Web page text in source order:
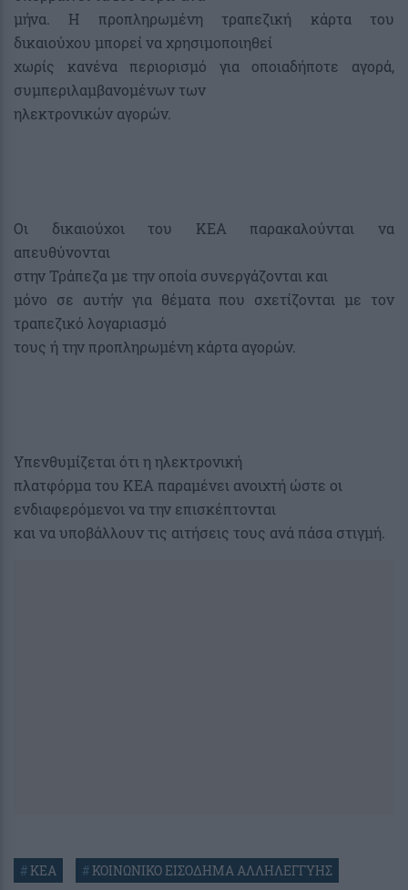
μήνα. Η προπληρωμένη τραπεζική κάρτα του
δικαιούχου μπορεί να χρησιμοποιηθεί
χωρίς κανένα περιορισμό για οποιαδήποτε αγορά,
συμπεριλαμβανομένων των
ηλεκτρονικών αγορών.
Οι δικαιούχοι του ΚΕΑ παρακαλούνται να
απευθύνονται
στην Τράπεζα με την οποία συνεργάζονται και
μόνο σε αυτήν για θέματα που σχετίζονται με τον
τραπεζικό λογαριασμό
τους ή την προπληρωμένη κάρτα αγορών.
Υπενθυμίζεται ότι η ηλεκτρονική
πλατφόρμα του ΚΕΑ παραμένει ανοιχτή ώστε οι
ενδιαφερόμενοι να την επισκέπτονται
και να υποβάλλουν τις αιτήσεις τους ανά πάσα στιγμή.
#ΚΕΑ #ΚΟΙΝΩΝΙΚΟ ΕΙΣΟΔΗΜΑ ΑΛΛΗΛΕΓΓΥΗΣ